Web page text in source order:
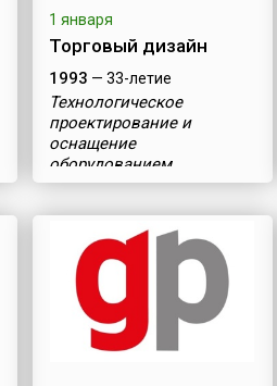
1 января
Торговый дизайн
1993 — 33-летие
Технологическое
проектирование и
оснащение
оборудованием